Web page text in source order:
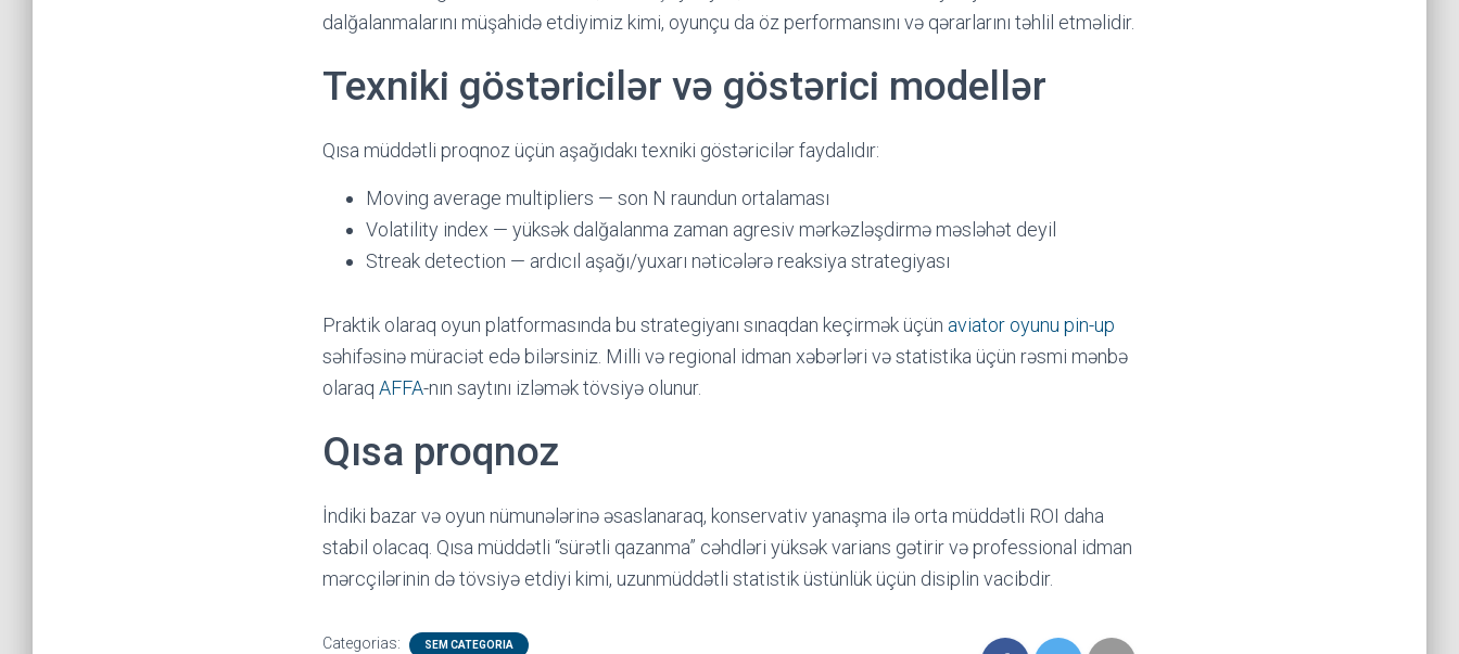
dalğalanmalarını müşahidə etdiyimiz kimi, oyunçu da öz performansını və qərarlarını təhlil etməlidir.
Texniki göstəricilər və göstərici modellər
Qısa müddətli proqnoz üçün aşağıdakı texniki göstəricilər faydalıdır:
Moving average multipliers — son N raundun ortalaması
Volatility index — yüksək dalğalanma zaman agresiv mərkəzləşdirmə məsləhət deyil
Streak detection — ardıcıl aşağı/yuxarı nəticələrə reaksiya strategiyası
Praktik olaraq oyun platformasında bu strategiyanı sınaqdan keçirmək üçün aviator oyunu pin-up
səhifəsinə müraciət edə bilərsiniz. Milli və regional idman xəbərləri və statistika üçün rəsmi mənbə
olaraq AFFA-nın saytını izləmək tövsiyə olunur.
Qısa proqnoz
İndiki bazar və oyun nümunələrinə əsaslanaraq, konservativ yanaşma ilə orta müddətli ROI daha
stabil olacaq. Qısa müddətli “sürətli qazanma” cəhdləri yüksək varians gətirir və professional idman
mərcçilərinin də tövsiyə etdiyi kimi, uzunmüddətli statistik üstünlük üçün disiplin vacibdir.
Categorias: SEM CATEGORIA